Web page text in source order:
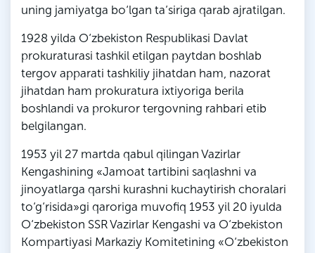
uning jamiyatga bo‘lgan ta’siriga qarab ajratilgan.
1928 yilda O‘zbekiston Respublikasi Davlat
prokuraturasi tashkil etilgan paytdan boshlab
tergov apparati tashkiliy jihatdan ham, nazorat
jihatdan ham prokuratura ixtiyoriga berila
boshlandi va prokuror tergovning rahbari etib
belgilangan.
1953 yil 27 martda qabul qilingan Vazirlar
Kengashining «Jamoat tartibini saqlashni va
jinoyatlarga qarshi kurashni kuchaytirish choralari
to‘g‘risida»gi qaroriga muvofiq 1953 yil 20 iyulda
O‘zbekiston SSR Vazirlar Kengashi va O‘zbekiston
Kompartiyasi Markaziy Komitetining «O‘zbekiston